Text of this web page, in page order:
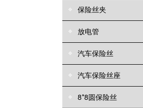
保险丝夹
放电管
汽车保险丝
汽车保险丝座
8*8圆保险丝